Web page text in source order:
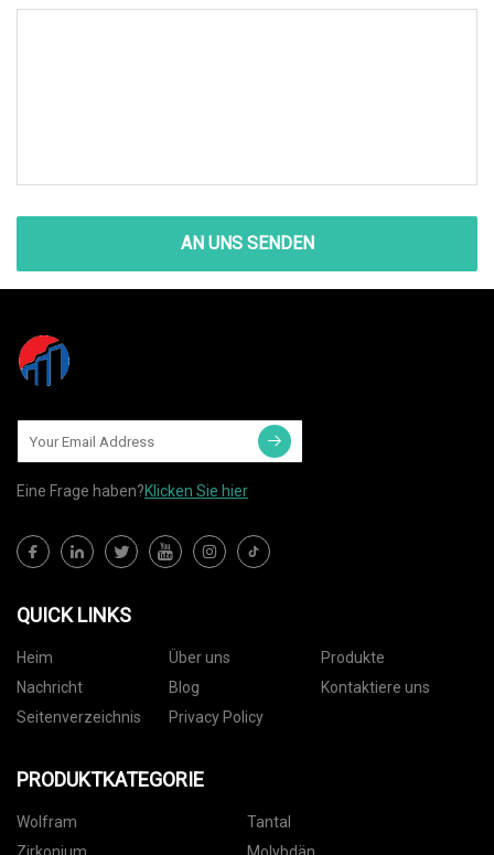
AN UNS SENDEN
Eine Frage haben?Klicken Sie hier
QUICK LINKS
Heim Über uns
Produkte
Nachricht
Blog
Kontaktiere uns
Seitenverzeichnis
Privacy Policy
PRODUKTKATEGORIE
Wolfram
Tantal